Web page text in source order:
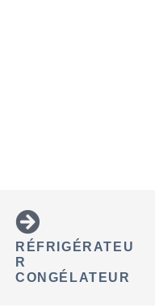
RÉFRIGÉRATEU
R
CONGÉLATEUR